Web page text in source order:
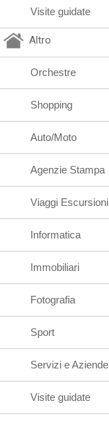
Visite guidate
Altro
Orchestre
Shopping
Auto/Moto
Agenzie Stampa
Viaggi Escursioni
Informatica
Immobiliari
Fotografia
Sport
Servizi e Aziende
Visite guidate